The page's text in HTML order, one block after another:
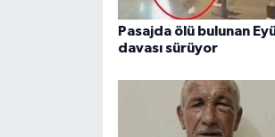
Pasajda ölü bulunan
davası sürüyor